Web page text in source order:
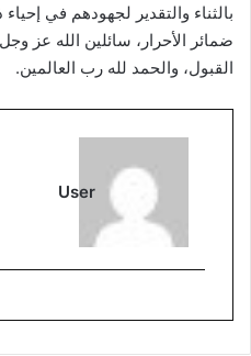
بالثناء والتقدير لجهودهم في
ضمائر الأحرار، سائلين الله عز
القبول، والحمد لله رب العالمين.
User